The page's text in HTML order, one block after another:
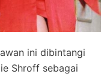
ini dibintangi
Shroff sebagai